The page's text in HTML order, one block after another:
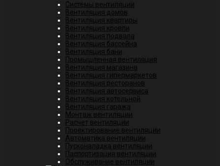
Системы вентиляции
Вентиляция домов
Вентиляция квартиры
Вентиляция кровли
Вентиляция подвала
Вентиляция бассейна
Вентиляция бани
Промышленная вентиляция
Вентиляция магазина
Вентиляция гипермаркетов
Вентиляция ресторанов
Вентиляция автосервиса
Вентиляция котельной
Вентиляция гаража
Монтаж вентиляции
Расчет вентиляции
Проектирование вентиляции
Автоматика вентиляции
Пусконаладка вентиляции
Паспортизация вентиляции
Обслуживание вентиляции